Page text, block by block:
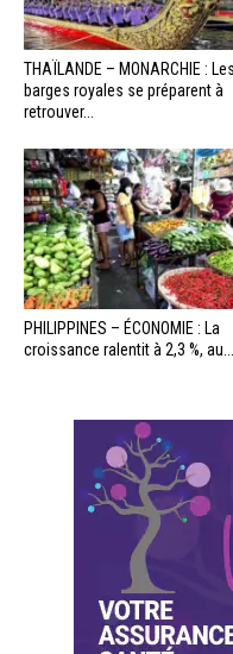
THAÏLANDE – MONARCHIE : Les
barges royales se préparent à
retrouver...
PHILIPPINES – ÉCONOMIE : La
croissance ralentit à 2,3 %, au...